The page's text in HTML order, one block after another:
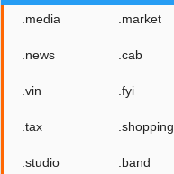
.media .market
.news .cab
.vin .fyi
.tax .shopping
.studio .band